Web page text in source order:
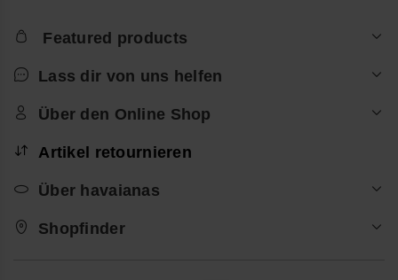
Featured products
Lass dir von uns helfen
Über den Online Shop
Artikel retournieren
Über havaianas
Shopfinder